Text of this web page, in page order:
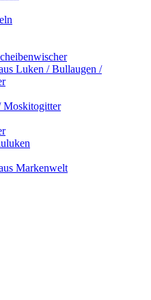
Luken / Bullaugen /
Moskitogitter
Markenwelt